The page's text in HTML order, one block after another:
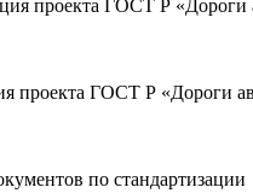
проекта ГОСТ Р
проекта ГОСТ Р «Дороги
по стандартизации